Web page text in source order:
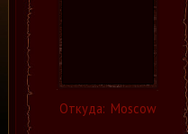
Откуда: Moscow